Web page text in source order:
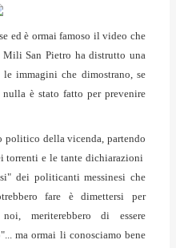
ed è ormai famoso il video che
San Pietro ha distrutto una
immagini che dimostrano, se
nulla è stato fatto per prevenire
politico della vicenda, partendo
torrenti e le tante dichiarazioni
dei politicanti messinesi che
fare è dimettersi per
meriterebbero di essere
ma ormai li conosciamo bene